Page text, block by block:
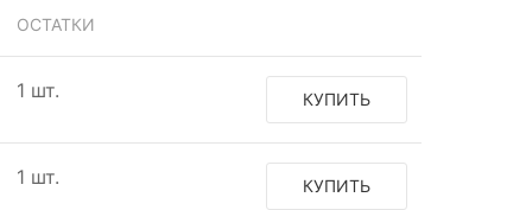
ОСТАТКИ
1 шт. КУПИТЬ
1 шт. КУПИТЬ